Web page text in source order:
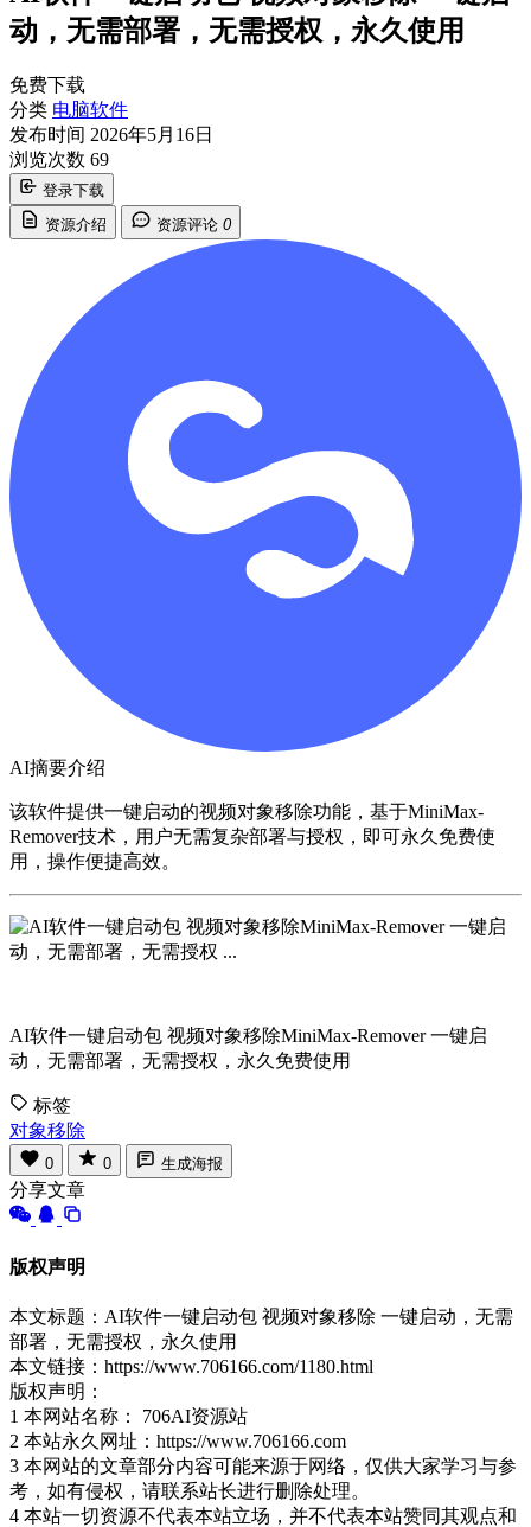
动，无需部署，无需授权，永久使用
免费下载
分类 电脑软件
发布时间 2026年5月16日
浏览次数 69
登录下载
资源介绍
资源评论 0
AI摘要介绍
该软件提供一键启动的视频对象移除功能，基于MiniMax-
Remover技术，用户无需复杂部署与授权，即可永久免费使
用，操作便捷高效。
AI软件一键启动包 视频对象移除MiniMax-Remover 一键启
动，无需部署，无需授权，永久免费使用
标签
对象移除
0 0 生成海报
分享文章
版权声明
本文标题：AI软件一键启动包 视频对象移除 一键启动，无需
部署，无需授权，永久使用
本文链接：https://www.706166.com/1180.html
版权声明：
1 本网站名称： 706AI资源站
2 本站永久网址：https://www.706166.com
3 本网站的文章部分内容可能来源于网络，仅供大家学习与参
考，如有侵权，请联系站长进行删除处理。
4 本站一切资源不代表本站立场，并不代表本站赞同其观点和